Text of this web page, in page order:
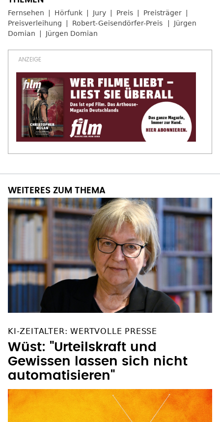
Fernsehen Hörfunk Jury Preis
Preisträger
Preisverleihung
Robert-Geisendörfer-Preis
Jürgen
Domian
Jürgen Domian
WEITERES ZUM THEMA
KI-ZEITALTER: WERTVOLLE PRESSE
Wüst: "Urteilskraft und
Gewissen lassen sich nicht
automatisieren"